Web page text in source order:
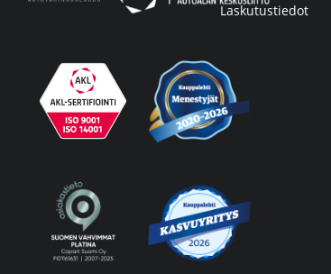
Laskutustiedot